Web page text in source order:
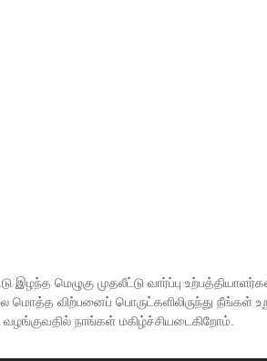
இழந்த மெழுகு முதலீட்டு வார்ப்பு
விற்பனைப் பொருட்களிலிருந்து நீங்கள்
நாங்கள் மகிழ்ச்சியடைகிறோம்.